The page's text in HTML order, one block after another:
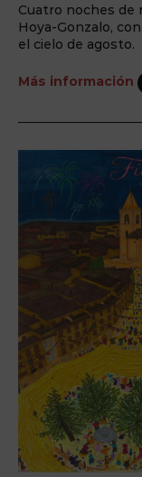
Cuatro noches de
Hoya-Gonzalo,
el cielo de agosto.
Más información